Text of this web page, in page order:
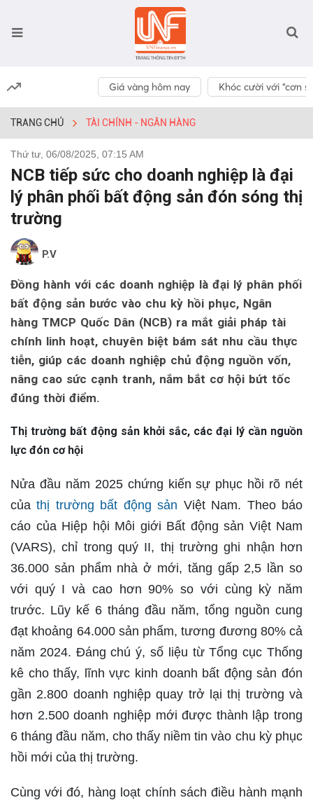
Giá vàng hôm nay Khóc cười với “cơn
TRANG CHỦ TÀI CHÍNH - NGÂN HÀNG
Thứ tư, 06/08/2025, 07:15 AM
NCB tiếp sức cho doanh nghiệp là đại
lý phân phối bất động sản đón sóng thị
trường
P.V
Đồng hành với các doanh nghiệp là đại lý phân phối
bất động sản bước vào chu kỳ hồi phục, Ngân
hàng TMCP Quốc Dân (NCB) ra mắt giải pháp tài
chính linh hoạt, chuyên biệt bám sát nhu cầu thực
tiễn, giúp các doanh nghiệp chủ động nguồn vốn,
nâng cao sức cạnh tranh, nắm bắt cơ hội bứt tốc
đúng thời điểm.
Thị trường bất động sản khởi sắc, các đại lý cần nguồn
lực đón cơ hội
Nửa đầu năm 2025 chứng kiến sự phục hồi rõ nét
củathị trường bất động sản Việt Nam. Theo báo
cáo của Hiệp hội Môi giới Bất động sản Việt Nam
(VARS), chỉ trong quý II, thị trường ghi nhận hơn
36.000 sản phẩm nhà ở mới, tăng gấp 2,5 lần so
với quý I và cao hơn 90% so với cùng kỳ năm
trước. Lũy kế 6 tháng đầu năm, tổng nguồn cung
đạt khoảng 64.000 sản phẩm, tương đương 80% cả
năm 2024. Đáng chú ý, số liệu từ Tổng cục Thống
kê cho thấy, lĩnh vực kinh doanh bất động sản đón
gần 2.800 doanh nghiệp quay trở lại thị trường và
hơn 2.500 doanh nghiệp mới được thành lập trong
6 tháng đầu năm, cho thấy niềm tin vào chu kỳ phục
hồi mới của thị trường.
Cùng với đó, hàng loạt chính sách điều hành mạnh